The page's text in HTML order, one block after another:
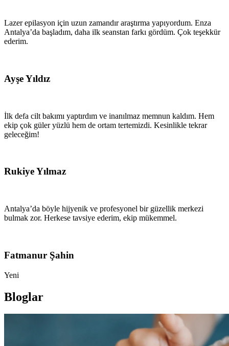
Lazer epilasyon için uzun zamandır araştırma yapıyordum. Enza
Antalya’da başladım, daha ilk seanstan farkı gördüm. Çok teşekkür
ederim.
Ayşe Yıldız
İlk defa cilt bakımı yaptırdım ve inanılmaz memnun kaldım. Hem
ekip çok güler yüzlü hem de ortam tertemizdi. Kesinlikle tekrar
geleceğim!
Rukiye Yılmaz
Antalya’da böyle hijyenik ve profesyonel bir güzellik merkezi
bulmak zor. Herkese tavsiye ederim, ekip mükemmel.
Fatmanur Şahin
Yeni
Bloglar